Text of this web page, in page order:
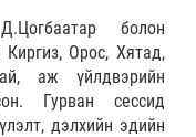
болон
Орос, Хятад,
аж үйлдвэрийн
Гурван сессид
дэлхийн эдийн